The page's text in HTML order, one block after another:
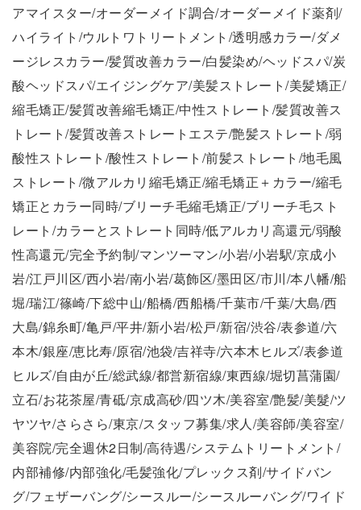
アマイスター/オーダーメイド調合/オーダーメイド薬剤/
ハイライト/ウルトワトリートメント/透明感カラー/ダメ
ージレスカラー/髪質改善カラー/白髪染め/ヘッドスパ/炭
酸ヘッドスパ/エイジングケア/美髪ストレート/美髪矯正/
縮毛矯正/髪質改善縮毛矯正/中性ストレート/髪質改善ス
トレート/髪質改善ストレートエステ/艶髪ストレート/弱
酸性ストレート/酸性ストレート/前髪ストレート/地毛風
ストレート/微アルカリ縮毛矯正/縮毛矯正＋カラー/縮毛
矯正とカラー同時/ブリーチ毛縮毛矯正/ブリーチ毛スト
レート/カラーとストレート同時/低アルカリ高還元/弱酸
性高還元/完全予約制/マンツーマン/小岩/小岩駅/京成小
岩/江戸川区/西小岩/南小岩/葛飾区/墨田区/市川/本八幡/船
堀/瑞江/篠崎/下総中山/船橋/西船橋/千葉市/千葉/大島/西
大島/錦糸町/亀戸/平井/新小岩/松戸/新宿/渋谷/表参道/六
本木/銀座/恵比寿/原宿/池袋/吉祥寺/六本木ヒルズ/表参道
ヒルズ/自由が丘/総武線/都営新宿線/東西線/堀切菖蒲園/
立石/お花茶屋/青砥/京成高砂/四ツ木/美容室/艶髪/美髮/ツ
ヤツヤ/さらさら/東京/スタッフ募集/求人/美容師/美容室/
美容院/完全週休2日制/高待遇/システムトリートメント/
内部補修/内部強化/毛髪強化/プレックス剤/サイドバン
グ/フェザーバング/シースルー/シースルーバング/ワイド